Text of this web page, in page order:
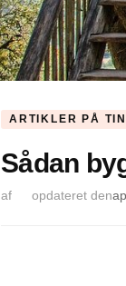
ARTIKLER PÅ
Sådan
af opdateret den